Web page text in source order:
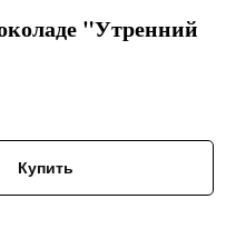
"Утренний
Купить